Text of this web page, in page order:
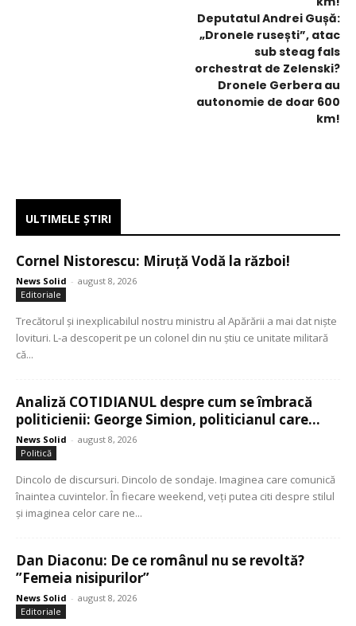
Deputatul Andrei Gușă:
„Dronele rusești”, atac
sub steag fals
orchestrat de Zelenski?
Dronele Gerbera au
autonomie de doar 600
km!
ULTIMELE ŞTIRI
Cornel Nistorescu: Miruță Vodă la război!
News Solid - august 8, 2026
Editoriale
Trecătorul și inexplicabilul nostru ministru al Apărării a mai dat niște
lovituri. L-a descoperit pe un colonel din nu știu ce unitate militară
că...
Analiză COTIDIANUL despre cum se îmbracă
politicienii: George Simion, politicianul care...
News Solid - august 8, 2026
Politică
Dincolo de discursuri. Dincolo de sondaje. Imaginea care comunică
înaintea cuvintelor. În fiecare weekend, veți putea citi despre stilul
și imaginea celor care ne...
Dan Diaconu: De ce românul nu se revoltă?
”Femeia nisipurilor”
News Solid - august 8, 2026
Editoriale